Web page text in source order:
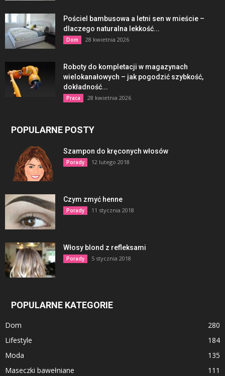
Pościel bambusowa a letni sen w mieście –
dlaczego naturalna lekkość...
Dom 28 kwietnia 2026
Roboty do kompletacji w magazynach
wielokanałowych – jak pogodzić szybkość,
dokładność...
Praca 28 kwietnia 2026
POPULARNE POSTY
Szampon do kręconych włosów
Porady 12 lutego 2018
Czym zmyć henne
Porady 11 stycznia 2018
Włosy blond z refleksami
Porady 5 stycznia 2018
POPULARNE KATEGORIE
Dom
280
Lifestyle
184
Moda
135
Maseczki bawełniane
111